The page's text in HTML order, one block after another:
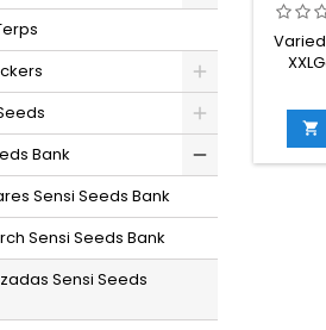
Bank
Sensi Seeds Bank
Sensi Seeds Bank
Sensi Seeds
